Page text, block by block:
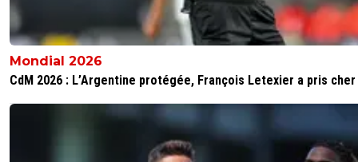
Mondial 2026
CdM 2026 : L’Argentine protégée, François Letexier a pris cher